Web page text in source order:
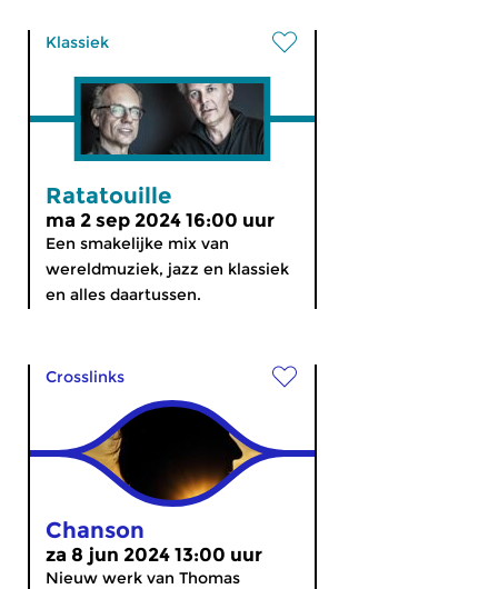
Klassiek
Ratatouille
ma 2 sep 2024 16:00 uur
Een smakelijke mix van
wereldmuziek, jazz en klassiek
en alles daartussen.
Crosslinks
Chanson
za 8 jun 2024 13:00 uur
Nieuw werk van Thomas